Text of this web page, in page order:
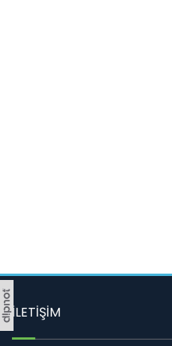
İLETİŞİM